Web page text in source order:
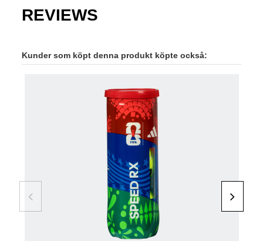
REVIEWS
Kunder som köpt denna produkt köpte också: